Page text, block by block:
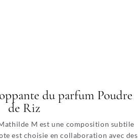
du parfum Poudre
de Riz
M est une composition subtile
est choisie en collaboration avec des